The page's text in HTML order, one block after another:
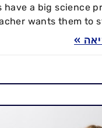
have a big science
wants them to
»